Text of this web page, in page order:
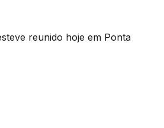
reunido hoje em Ponta